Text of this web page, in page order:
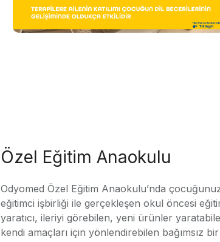
Özel Eğitim Anaokulu
Odyomed Özel Eğitim Anaokulu’nda
eğitimci işbirliği ile gerçekleşen okul öncesi
yaratıcı, ileriyi görebilen, yeni ürünler
kendi amaçları için yönlendirebilen bağımsız